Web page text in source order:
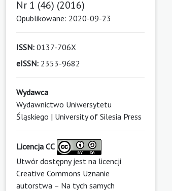
Nr 1 (46) (2016)
Opublikowane: 2020-09-23
ISSN:0137-706X
eISSN:2353-9682
Wydawca
Wydawnictwo Uniwersytetu
Śląskiego | University of Silesia Press
Licencja CC
Utwór dostępny jest na licencji
Creative Commons Uznanie
autorstwa – Na tych samych